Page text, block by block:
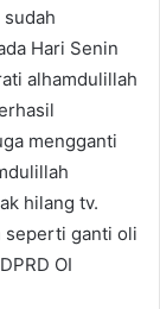
Hari Senin
alhamdulillah
mengganti
hilang tv.
seperti ganti oli
OI